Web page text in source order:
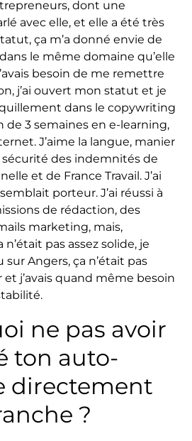
dont une
avec elle, et elle a été très
ça m’a donné envie de
le même domaine qu’elle
besoin de me remettre
j’ai ouvert mon statut et je
dans le copywriting
de 3 semaines en e-learning,
J’aime la langue, manier
sécurité des indemnités de
et de France Travail. J’ai
porteur. J’ai réussi à
de rédaction, des
marketing, mais,
pas assez solide, je
Angers, ça n’était pas
j’avais quand même besoin
ne pas avoir
ton auto-
directement
?